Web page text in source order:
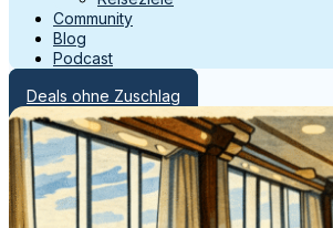
Community
Blog
Podcast
Deals ohne Zuschlag